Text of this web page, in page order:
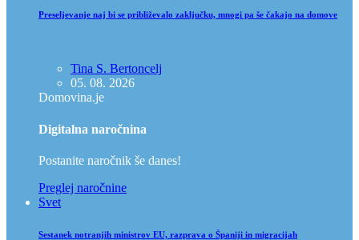
Preseljevanje naj bi se približevalo zaključku, mnogi pa še čakajo na domove
Tina S. Bertoncelj
05. 08. 2026
Domovina.je
Digitalna naročnina
Postanite naročnik še danes!
Preglej naročnine
Svet
Sestanek notranjih ministrov EU, razprava o Španiji in migracijah